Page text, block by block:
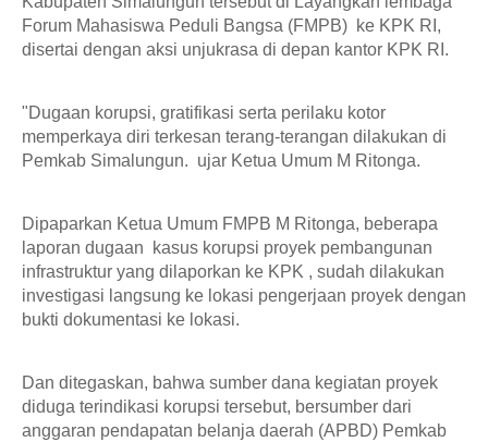
Forum Mahasiswa Peduli Bangsa (FMPB)  ke KPK RI,
disertai dengan aksi unjukrasa di depan kantor KPK RI.
"Dugaan korupsi, gratifikasi serta perilaku kotor
memperkaya diri terkesan terang-terangan dilakukan di
Pemkab Simalungun.  ujar Ketua Umum M Ritonga.
Dipaparkan Ketua Umum FMPB M Ritonga, beberapa
laporan dugaan  kasus korupsi proyek pembangunan
infrastruktur yang dilaporkan ke KPK , sudah dilakukan
investigasi langsung ke lokasi pengerjaan proyek dengan
bukti dokumentasi ke lokasi.
Dan ditegaskan, bahwa sumber dana kegiatan proyek
diduga terindikasi korupsi tersebut, bersumber dari
anggaran pendapatan belanja daerah (APBD) Pemkab